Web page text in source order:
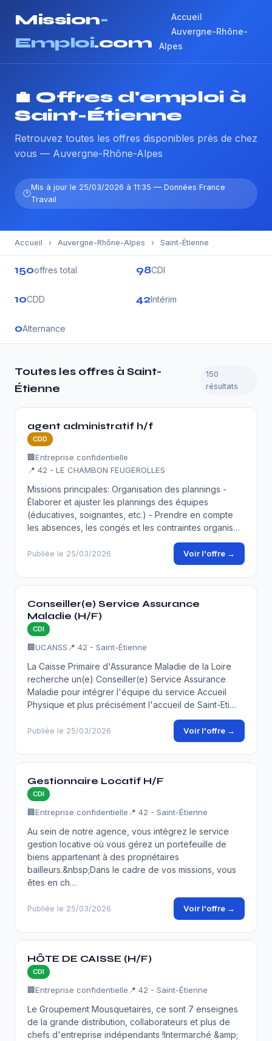
Mission-
Emploi.com
Accueil
Auvergne-Rhône-
Alpes
💼 Offres d'emploi à
Saint-Étienne
Retrouvez toutes les offres disponibles près de chez
vous — Auvergne-Rhône-Alpes
Mis à jour le 25/03/2026 à 11:35 — Données France
Travail
Accueil › Auvergne-Rhône-Alpes › Saint-Étienne
150offres total 98CDI
10CDD 42Intérim
0Alternance
Toutes les offres à Saint-
Étienne
150
résultats
agent administratif h/f
CDD
🏢Entreprise confidentielle
📍 42 - LE CHAMBON FEUGEROLLES
Missions principales: Organisation des plannings -
Élaborer et ajuster les plannings des équipes
(éducatives, soignantes, etc.) - Prendre en compte
les absences, les congés et les contraintes organis…
Publiée le 25/03/2026 Voir l'offre →
Conseiller(e) Service Assurance
Maladie (H/F)
CDI
🏢UCANSS 📍 42 - Saint-Étienne
La Caisse Primaire d'Assurance Maladie de la Loire
recherche un(e) Conseiller(e) Service Assurance
Maladie pour intégrer l'équipe du service Accueil
Physique et plus précisément l'accueil de Saint-Eti…
Publiée le 25/03/2026 Voir l'offre →
Gestionnaire Locatif H/F
CDI
🏢Entreprise confidentielle 📍 42 - Saint-Étienne
Au sein de notre agence, vous intégrez le service
gestion locative où vous gérez un portefeuille de
biens appartenant à des propriétaires
bailleurs.&nbsp;Dans le cadre de vos missions, vous
êtes en ch…
Publiée le 25/03/2026 Voir l'offre →
HÔTE DE CAISSE (H/F)
CDI
🏢Entreprise confidentielle 📍 42 - Saint-Étienne
Le Groupement Mousquetaires, ce sont 7 enseignes
de la grande distribution, collaborateurs et plus de
chefs d'entreprise indépendants !Intermarché &amp;